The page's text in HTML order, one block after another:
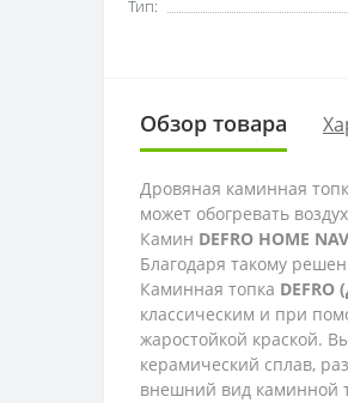
Тип:
Обзор товара
Дровяная каминная
может обогревать
Камин DEFRO HOME
Благодаря такому
Каминная топка DEFRO
классическим и при
жаростойкой краской.
керамический сплав,
внешний вид каминной